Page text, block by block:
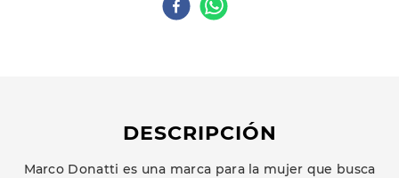
DESCRIPCIÓN
Marco Donatti es una marca para la mujer que busca